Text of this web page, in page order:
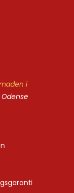
i
Odense